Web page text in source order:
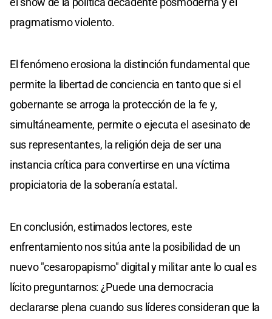
pragmatismo violento.
El fenómeno erosiona la distinción fundamental que
permite la libertad de conciencia en tanto que si el
gobernante se arroga la protección de la fe y,
simultáneamente, permite o ejecuta el asesinato de
sus representantes, la religión deja de ser una
instancia crítica para convertirse en una víctima
propiciatoria de la soberanía estatal.
En conclusión, estimados lectores, este
enfrentamiento nos sitúa ante la posibilidad de un
nuevo "cesaropapismo" digital y militar ante lo cual es
lícito preguntarnos: ¿Puede una democracia
declararse plena cuando sus líderes consideran que la